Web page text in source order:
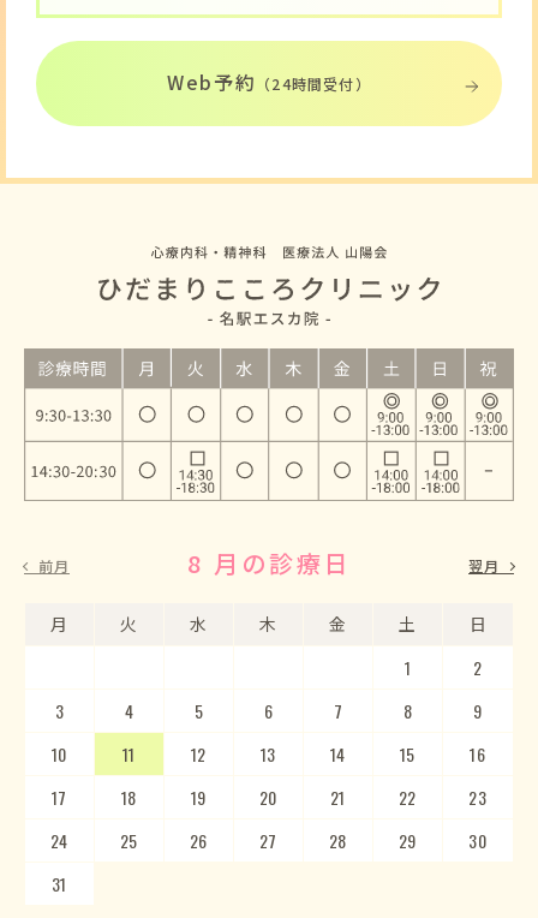
Web予約 （24時間受付）
前月 8 月の診療日
月 火 水 木 金 土 日
1
2
3
4 5 6 7 8
9
10
11 12 13 14 15
16
17
18 19 20 21 22
23
24
25 26 27 28 29
30
31
9 月の診療日
月 火 水 木 金 土 日
5
6
7
8 9 10 11 12
13
14
15 16 17 18 19
20
21
22 23 24 25 26
27
28
29 30
翌月